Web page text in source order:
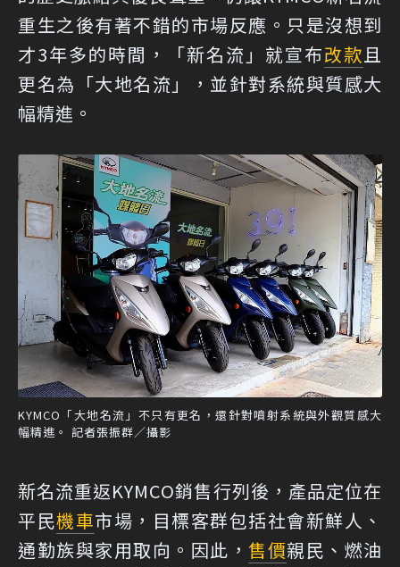
重生之後有著不錯的市場反應。只是沒想到
才3年多的時間，「新名流」就宣布改款且
更名為「大地名流」，並針對系統與質感大
幅精進。
KYMCO「大地名流」不只有更名，還針對噴射系統與外觀質感大
幅精進。 記者張振群／攝影
新名流重返KYMCO銷售行列後，產品定位在
平民機車市場，目標客群包括社會新鮮人、
通勤族與家用取向。因此， 售價親民、燃油